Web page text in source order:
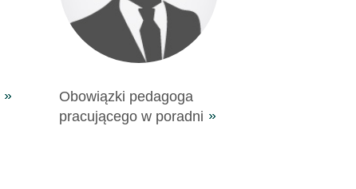
Obowiązki pedagoga
pracującego w poradni